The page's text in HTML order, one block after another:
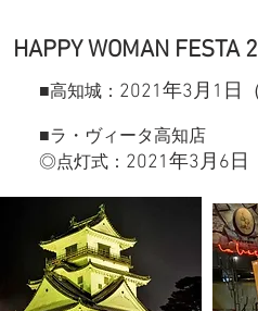
■高知城： 2021年3月1日
■ラ・ヴィータ高知店
◎点灯式： 2021年3月6日
HAPPY WOMAN